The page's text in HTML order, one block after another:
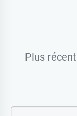
Plus récent